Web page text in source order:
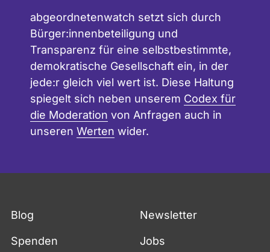
abgeordnetenwatch setzt sich durch
Bürger:innenbeteiligung und
Transparenz für eine selbstbestimmte,
demokratische Gesellschaft ein, in der
jede:r gleich viel wert ist. Diese Haltung
spiegelt sich neben unserem Codex für
die Moderation von Anfragen auch in
unseren Werten wider.
Blog Newsletter
Spenden Jobs